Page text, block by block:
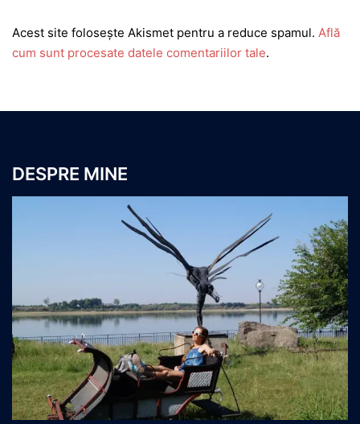
Acest site folosește Akismet pentru a reduce spamul. Află
cum sunt procesate datele comentariilor tale.
DESPRE MINE